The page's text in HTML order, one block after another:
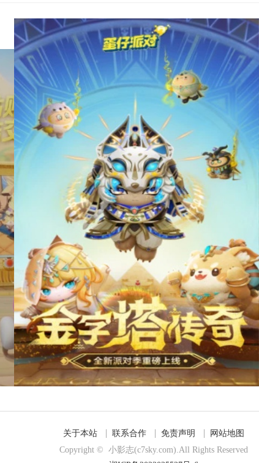
关于本站 联系合作 免责声明
网站地图
Copyright © 小影志(c7sky.com).All Rights Reserved